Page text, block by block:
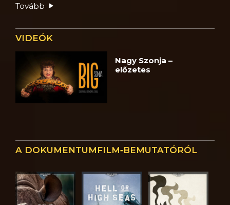
Tovább
VIDEÓK
Nagy Szonja –
előzetes
A DOKUMENTUMFILM‑BEMUTATÓRÓL